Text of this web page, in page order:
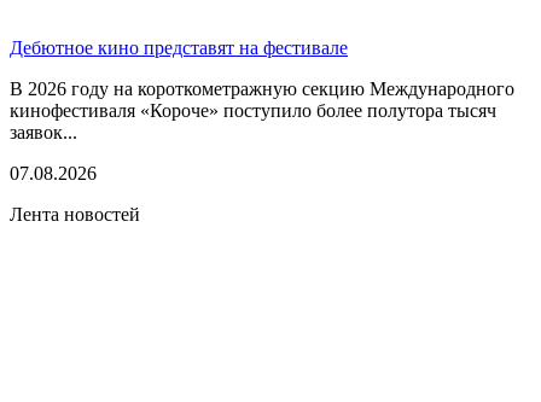
Дебютное кино представят на фестивале
В 2026 году на короткометражную секцию Международного
кинофестиваля «Короче» поступило более полутора тысяч
заявок...
07.08.2026
Лента новостей